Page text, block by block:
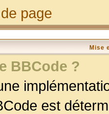
page
Mise
BBCode ?
est